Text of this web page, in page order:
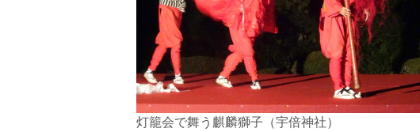
灯籠会で舞う麒麟獅子（宇倍神社）